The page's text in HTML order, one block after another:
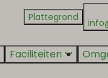
Plattegrond
Faciliteiten